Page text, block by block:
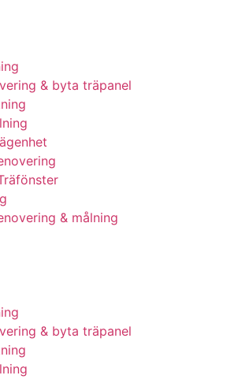
& byta träpanel
& målning
& byta träpanel